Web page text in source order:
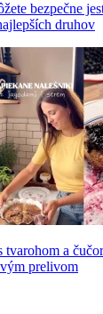
bezpečne
druhov
tvarohom a
prelivom